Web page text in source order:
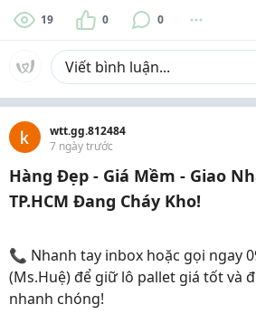
19 0 0
wtt.gg.812484
7 ngày trước
Hàng Đẹp - Giá Mềm - Giao
TP.HCM Đang Cháy Kho!
📞 Nhanh tay inbox hoặc gọi ngay
(Ms.Huệ) để giữ lô pallet giá tốt và
nhanh chóng!